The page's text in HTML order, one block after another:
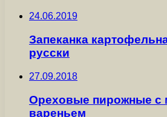
24.06.2019
Запеканка
русски
27.09.2018
Ореховые пирожные с
вареньем